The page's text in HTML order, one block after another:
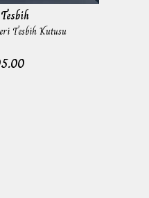
Tesbih Kutusu